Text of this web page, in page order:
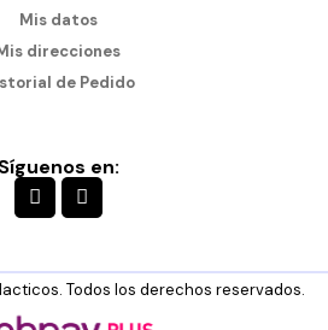
Mis datos
direcciones
de Pedido
Síguenos en:
Todos los derechos reservados.